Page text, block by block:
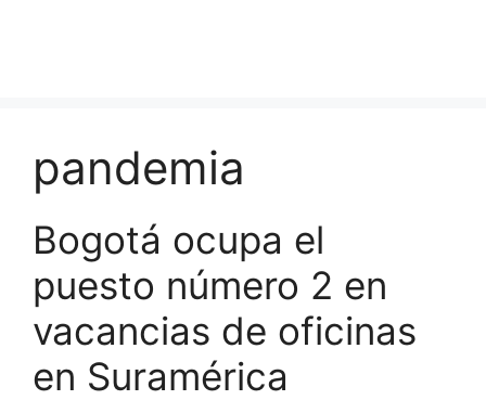
pandemia
Bogotá ocupa el
puesto número 2 en
vacancias de oficinas
en Suramérica